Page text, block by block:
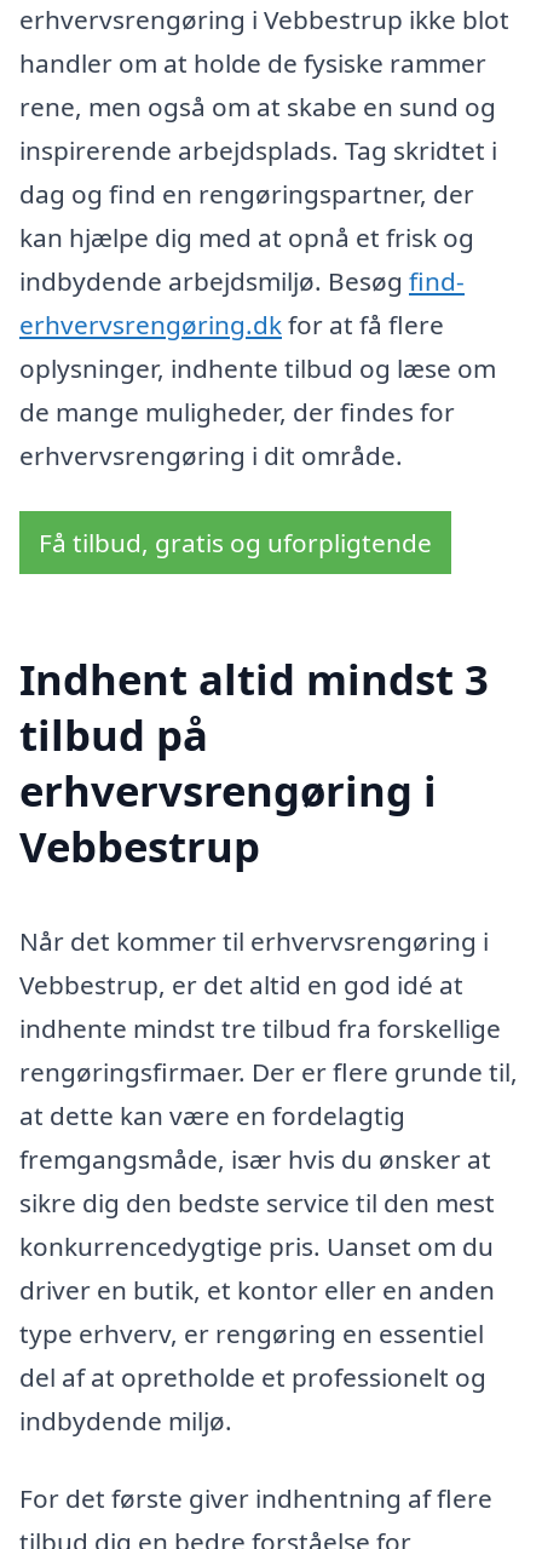
erhvervsrengøring i Vebbestrup ikke blot
handler om at holde de fysiske rammer
rene, men også om at skabe en sund og
inspirerende arbejdsplads. Tag skridtet i
dag og find en rengøringspartner, der
kan hjælpe dig med at opnå et frisk og
indbydende arbejdsmiljø. Besøg find-
erhvervsrengøring.dkfor at få flere
oplysninger, indhente tilbud og læse om
de mange muligheder, der findes for
erhvervsrengøring i dit område.
Få tilbud, gratis og uforpligtende
Indhent altid mindst 3
tilbud på
erhvervsrengøring i
Vebbestrup
Når det kommer til erhvervsrengøring i
Vebbestrup, er det altid en god idé at
indhente mindst tre tilbud fra forskellige
rengøringsfirmaer. Der er flere grunde til,
at dette kan være en fordelagtig
fremgangsmåde, især hvis du ønsker at
sikre dig den bedste service til den mest
konkurrencedygtige pris. Uanset om du
driver en butik, et kontor eller en anden
type erhverv, er rengøring en essentiel
del af at opretholde et professionelt og
indbydende miljø.
For det første giver indhentning af flere
tilbud dig en bedre forståelse for